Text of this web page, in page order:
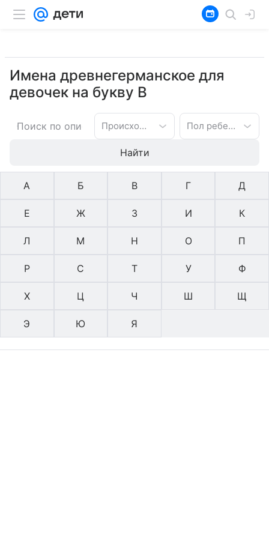
Имена древнегерманское для
девочек на букву В
Происхождение имени Пол ребенка
Найти
А Б В Г Д
Е Ж З И К
Л М Н О П
Р С Т У Ф
Х Ц Ч Ш Щ
Э Ю Я